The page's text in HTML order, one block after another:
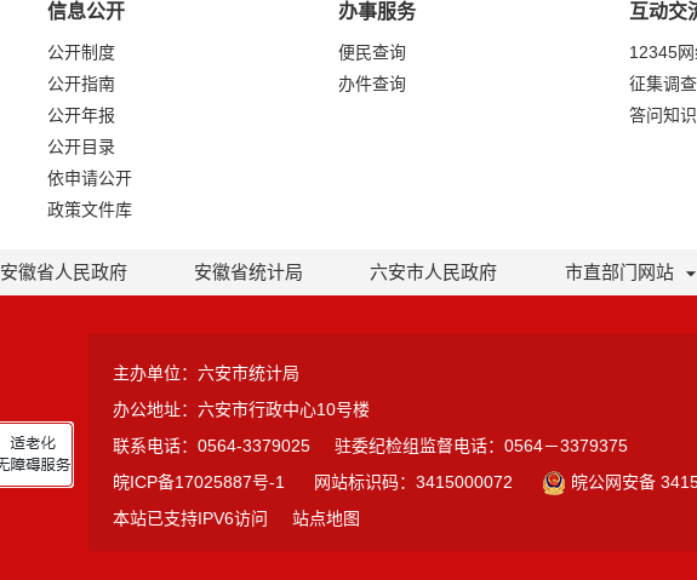
信息公开
公开制度
公开指南
公开年报
公开目录
依申请公开
政策文件库
办事服务
便民查询
办件查询
互动交
12345
征集调查
答问知
安徽省人民政府 安徽省统计局 六安市人民政府 市直部门网站
主办单位：六安市统计局
办公地址：六安市行政中心10号楼
联系电话：0564-3379025
驻委纪检组监督电话：0564－3379375
皖ICP备17025887号-1
网站标识码：3415000072
皖公网安备
本站已支持IPV6访问
站点地图